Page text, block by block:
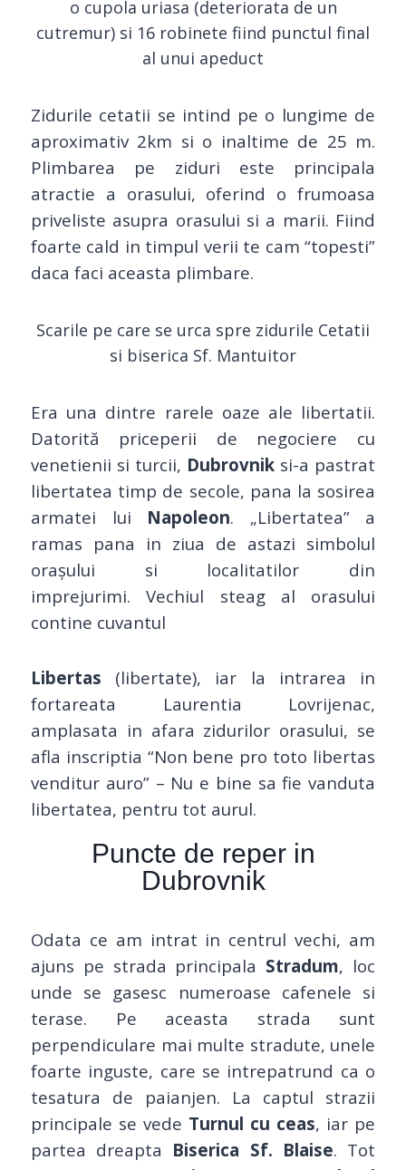
o cupola uriasa (deteriorata de un
cutremur) si 16 robinete fiind punctul final
al unui apeduct
Zidurile cetatii se intind pe o lungime de
aproximativ 2km si o inaltime de 25 m.
Plimbarea pe ziduri este principala
atractie a orasului, oferind o frumoasa
priveliste asupra orasului si a marii. Fiind
foarte cald in timpul verii te cam “topesti”
daca faci aceasta plimbare.
Scarile pe care se urca spre zidurile Cetatii
si biserica Sf. Mantuitor
Era una dintre rarele oaze ale libertatii.
Datorită priceperii de negociere cu
venetienii si turcii, Dubrovnik si-a pastrat
libertatea timp de secole, pana la sosirea
armatei lui Napoleon. „Libertatea” a
ramas pana in ziua de astazi simbolul
oraşului si localitatilor din
imprejurimi. Vechiul steag al orasului
contine cuvantul
Libertas (libertate), iar la intrarea in
fortareata Laurentia Lovrijenac,
amplasata in afara zidurilor orasului, se
afla inscriptia “Non bene pro toto libertas
venditur auro” – Nu e bine sa fie vanduta
libertatea, pentru tot aurul.
Puncte de reper in
Dubrovnik
Odata ce am intrat in centrul vechi, am
ajuns pe strada principala Stradum, loc
unde se gasesc numeroase cafenele si
terase. Pe aceasta strada sunt
perpendiculare mai multe stradute, unele
foarte inguste, care se intrepatrund ca o
tesatura de paianjen. La captul strazii
principale se vede Turnul cu ceas, iar pe
partea dreapta Biserica Sf. Blaise. Tot